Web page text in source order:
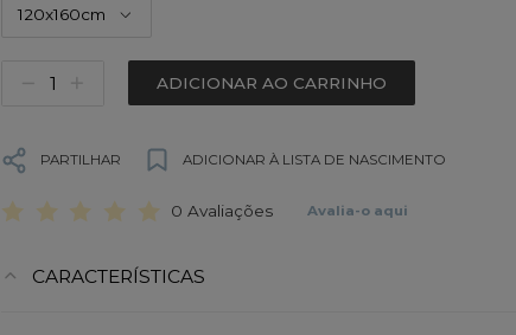
120x160cm
ADICIONAR AO CARRINHO
PARTILHAR ADICIONAR À LISTA DE NASCIMENTO
0 Avaliações Avalia-o aqui
CARACTERÍSTICAS